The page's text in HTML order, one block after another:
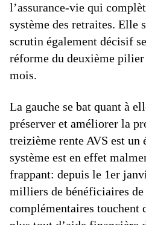
l’assurance-vie qui
système des retraites. Elle
scrutin également décisif
réforme du deuxième pilier
mois.
La gauche se bat quant à
préserver et améliorer la
treizième rente AVS est
système est en effet
frappant: depuis le 1er
milliers de bénéficiaires de
complémentaires touchent